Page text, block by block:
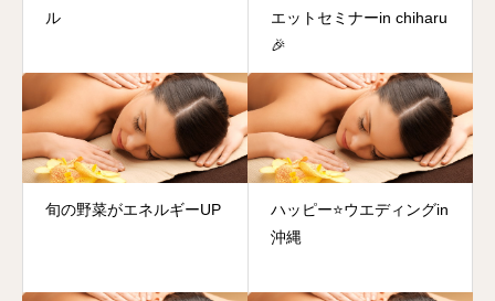
ル
エットセミナーin chiharu
🎉
旬の野菜がエネルギーUP
ハッピー⭐️ウエディングin
沖縄